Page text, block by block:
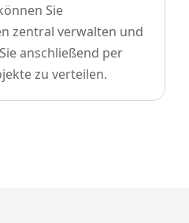
Sie
zentral verwalten und
anschließend per
zu verteilen.